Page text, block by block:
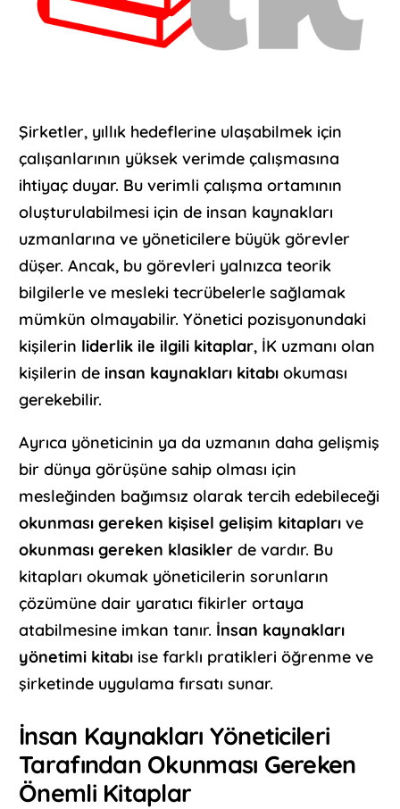
Şirketler, yıllık hedeflerine ulaşabilmek için
çalışanlarının yüksek verimde çalışmasına
ihtiyaç duyar. Bu verimli çalışma ortamının
oluşturulabilmesi için de insan kaynakları
uzmanlarına ve yöneticilere büyük görevler
düşer. Ancak, bu görevleri yalnızca teorik
bilgilerle ve mesleki tecrübelerle sağlamak
mümkün olmayabilir. Yönetici pozisyonundaki
kişilerin liderlik ile ilgili kitaplar, İK uzmanı olan
kişilerin de insan kaynakları kitabı okuması
gerekebilir.
Ayrıca yöneticinin ya da uzmanın daha gelişmiş
bir dünya görüşüne sahip olması için
mesleğinden bağımsız olarak tercih edebileceği
okunması gereken kişisel gelişim kitapları ve
okunması gereken klasikler de vardır. Bu
kitapları okumak yöneticilerin sorunların
çözümüne dair yaratıcı fikirler ortaya
atabilmesine imkan tanır. İnsan kaynakları
yönetimi kitabı ise farklı pratikleri öğrenme ve
şirketinde uygulama fırsatı sunar.
İnsan Kaynakları Yöneticileri
Tarafından Okunması Gereken
Önemli Kitaplar